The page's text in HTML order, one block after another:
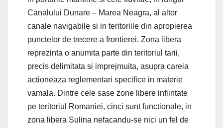
Canalului Dunare – Marea Neagra, al altor
canale navigabile si in teritoriile din apropierea
punctelor de trecere a frontierei. Zona libera
reprezinta o anumita parte din teritoriul tarii,
precis delimitata si imprejmuita, asupra careia
actioneaza reglementari specifice in materie
vamala. Dintre cele sase zone libere infiintate
pe teritoriul Romaniei, cinci sunt functionale, in
zona libera Sulina nefacandu-se nici un fel de